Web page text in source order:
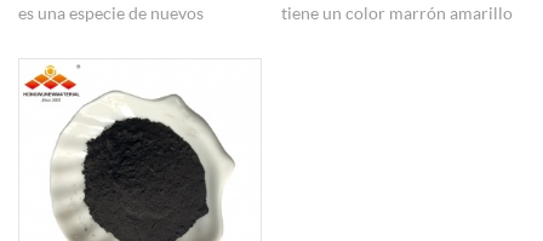
es una especie de nuevos
semiconductores transparentes
de tipo n, que tiene ancho de
banda ancha, resistividad menor
y alta actividad catalítica
tiene un color marrón amarillo